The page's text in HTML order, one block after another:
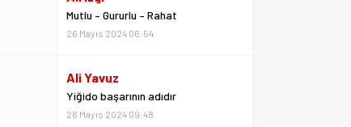
47,5921
Mutlu – Gururlu – Rahat
Ali Yavuz